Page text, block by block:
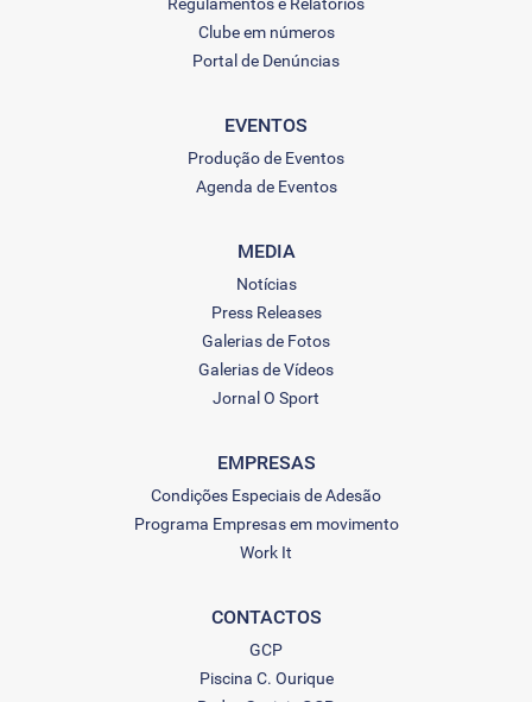
Clube em números
Portal de Denúncias
EVENTOS
Produção de Eventos
Agenda de Eventos
MEDIA
Notícias
Press Releases
Galerias de Fotos
Galerias de Vídeos
Jornal O Sport
EMPRESAS
Condições Especiais de Adesão
Programa Empresas em movimento
Work It
CONTACTOS
GCP
Piscina C. Ourique